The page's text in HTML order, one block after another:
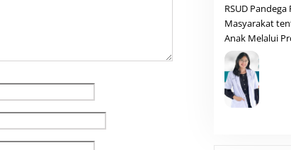
RSUD
Masyarakat
Anak Melalui